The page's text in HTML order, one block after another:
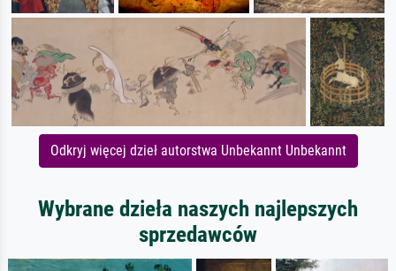
Odkryj więcej dzieł autorstwa Unbekannt Unbekannt
Wybrane dzieła naszych najlepszych
sprzedawców